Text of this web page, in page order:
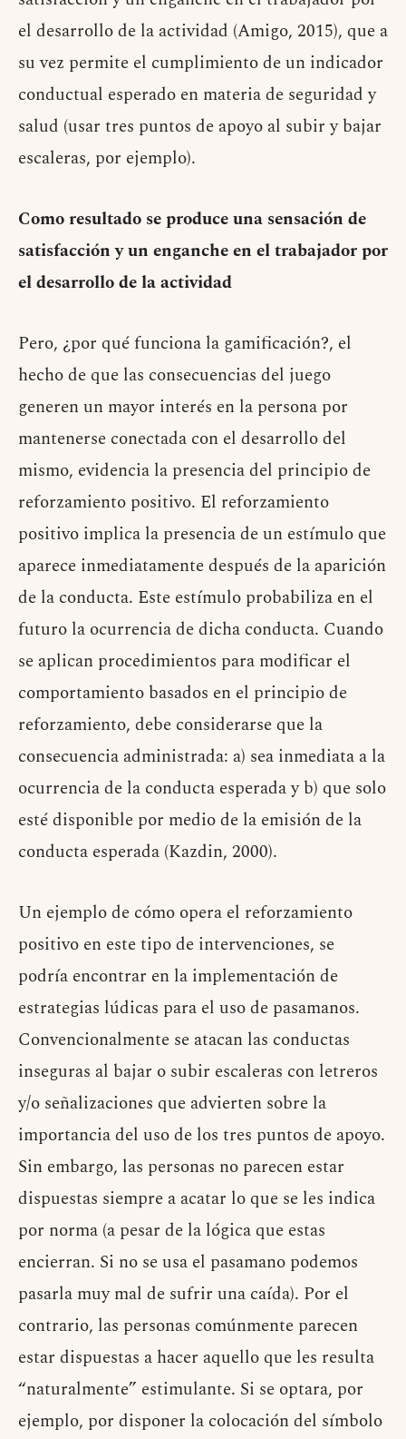
el desarrollo de la actividad (Amigo, 2015), que a
su vez permite el cumplimiento de un indicador
conductual esperado en materia de seguridad y
salud (usar tres puntos de apoyo al subir y bajar
escaleras, por ejemplo).
Como resultado se produce una sensación de
satisfacción y un enganche en el trabajador por
el desarrollo de la actividad
Pero, ¿por qué funciona la gamificación?, el
hecho de que las consecuencias del juego
generen un mayor interés en la persona por
mantenerse conectada con el desarrollo del
mismo, evidencia la presencia del principio de
reforzamiento positivo. El reforzamiento
positivo implica la presencia de un estímulo que
aparece inmediatamente después de la aparición
de la conducta. Este estímulo probabiliza en el
futuro la ocurrencia de dicha conducta. Cuando
se aplican procedimientos para modificar el
comportamiento basados en el principio de
reforzamiento, debe considerarse que la
consecuencia administrada: a) sea inmediata a la
ocurrencia de la conducta esperada y b) que solo
esté disponible por medio de la emisión de la
conducta esperada (Kazdin, 2000).
Un ejemplo de cómo opera el reforzamiento
positivo en este tipo de intervenciones, se
podría encontrar en la implementación de
estrategias lúdicas para el uso de pasamanos.
Convencionalmente se atacan las conductas
inseguras al bajar o subir escaleras con letreros
y/o señalizaciones que advierten sobre la
importancia del uso de los tres puntos de apoyo.
Sin embargo, las personas no parecen estar
dispuestas siempre a acatar lo que se les indica
por norma (a pesar de la lógica que estas
encierran. Si no se usa el pasamano podemos
pasarla muy mal de sufrir una caída). Por el
contrario, las personas comúnmente parecen
estar dispuestas a hacer aquello que les resulta
“naturalmente” estimulante. Si se optara, por
ejemplo, por disponer la colocación del símbolo